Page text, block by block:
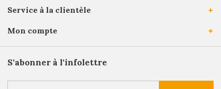
Service à la clientèle
Mon compte
S'abonner à l'infolettre